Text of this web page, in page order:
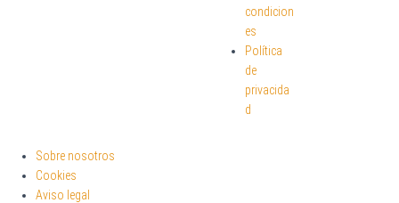
condicion
es
Política
de
privacida
d
Sobre nosotros
Cookies
Aviso legal